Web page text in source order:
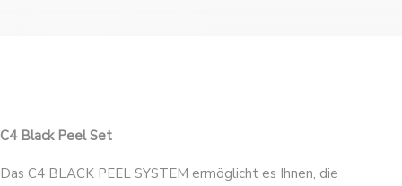
C4 Black Peel Set
Das C4 BLACK PEEL SYSTEM ermöglicht es Ihnen, die